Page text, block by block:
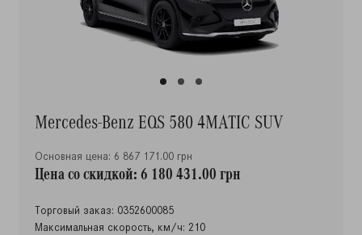
Mercedes-Benz EQS 580 4MATIC SUV
Основная цена: 6 867 171.00 грн
Цена со скидкой: 6 180 431.00 грн
Торговый заказ: 0352600085
Максимальная скорость, км/ч: 210